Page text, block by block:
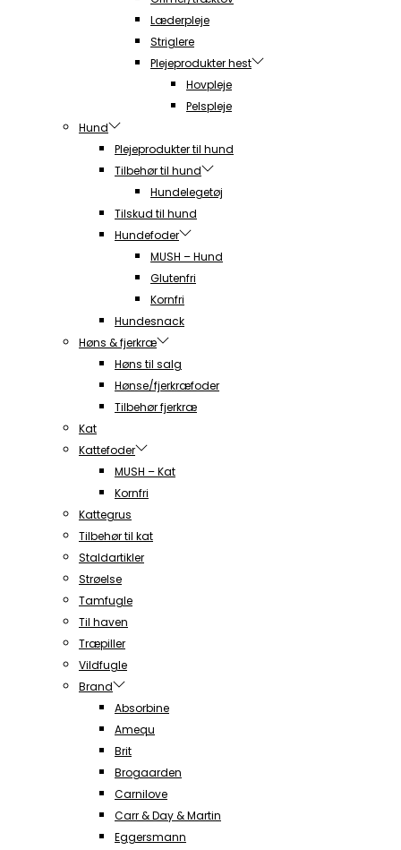
Læderpleje
Striglere
Plejeprodukter hest
Hovpleje
Pelspleje
Hund
Plejeprodukter til hund
Tilbehør til hund
Hundelegetøj
Tilskud til hund
Hundefoder
MUSH – Hund
Glutenfri
Kornfri
Hundesnack
Høns & fjerkræ
Høns til salg
Hønse/fjerkræfoder
Tilbehør fjerkræ
Kat
Kattefoder
MUSH – Kat
Kornfri
Kattegrus
Tilbehør til kat
Staldartikler
Strøelse
Tamfugle
Til haven
Træpiller
Vildfugle
Brand
Absorbine
Amequ
Brit
Brogaarden
Carnilove
Carr & Day & Martin
Eggersmann